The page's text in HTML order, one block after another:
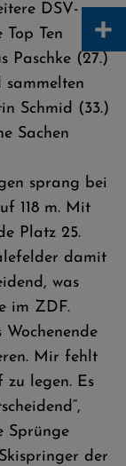
DSV-
Ten
Paschke (27.)
Schmid (33.)
Sachen
sprang bei
118 m. Mit
Platz 25.
damit
was
im ZDF.
Mir fehlt
legen. Es
Sprünge
der
+